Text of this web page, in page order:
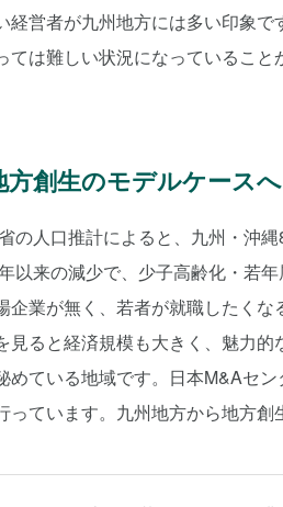
経営者が九州地方には多い印象
ては難しい状況になっているこ
方創生のモデルケースへ
の人口推計によると、九州・沖
以来の減少で、少子高齢化・若
企業が無く、若者が就職したくな
見ると経済規模も大きく、魅力
めている地域です。日本M&Aセ
っています。九州地方から地方